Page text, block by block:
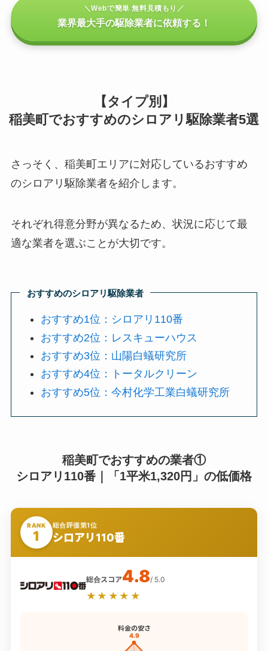
＼Webで簡単 無料見積もり／
業界最大手の駆除業者に依頼する！
【タイプ別】
稲美町でおすすめのシロアリ駆除業者5選
さっそく、稲美町エリアに対応しているおすすめ
のシロアリ駆除業者を紹介します。
それぞれ得意分野が異なるため、状況に応じて最
適な業者を選ぶことが大切です。
おすすめのシロアリ駆除業者
おすすめ1位：シロアリ110番
おすすめ2位：レスキューハウス
おすすめ3位：山陽白蟻研究所
おすすめ4位：トータルクリーン
おすすめ5位：今村化学工業白蟻研究所
稲美町でおすすめの業者①
シロアリ110番｜「1平米1,320円」の低価格
RANK
1
総合評価第1位
シロアリ110番
総合スコア4.8/ 5.0
★★★★★
料金の安さ
4.9